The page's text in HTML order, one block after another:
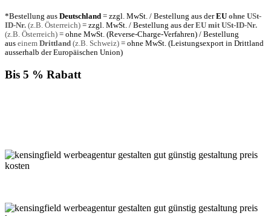
*Bestellung aus Deutschland = zzgl. MwSt. / Bestellung aus derEU ohne USt-
ID-Nr. (z.B. Österreich) = zzgl. MwSt. / Bestellung aus derEU mit USt-ID-Nr.
(z.B. Österreich) = ohne MwSt. (Reverse-Charge-Verfahren) / Bestellung
aus einem Drittland (z.B. Schweiz) = ohne MwSt. (Leistungsexport in Drittland
ausserhalb der Europäischen Union)
Bis 5 % Rabatt